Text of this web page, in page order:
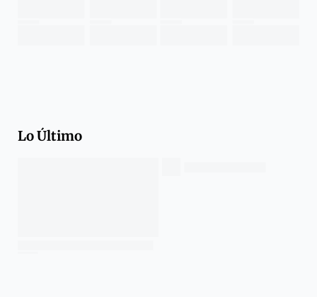
Lo Último